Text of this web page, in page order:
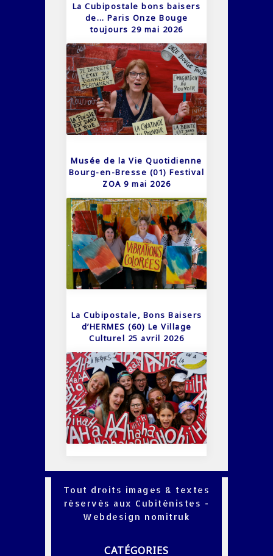
La Cubipostale bons baisers
de… Paris Onze Bouge
toujours 29 mai 2026
Musée de la Vie Quotidienne
Bourg-en-Bresse (01) Festival
ZOA 9 mai 2026
La Cubipostale, Bons Baisers
d’HERMES (60) Le Village
Culturel 25 avril 2026
Tout droits images & textes
réservés aux Cubiténistes -
Webdesign nomitruk
CATÉGORIES